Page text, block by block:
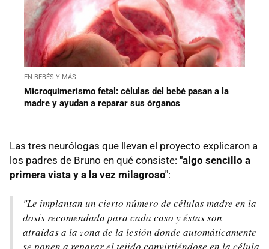
EN BEBÉS Y MÁS
Microquimerismo fetal: células del bebé pasan a la
madre y ayudan a reparar sus órganos
Las tres neurólogas que llevan el proyecto explicaron a
los padres de Bruno en qué consiste: "algo sencillo a
primera vista y a la vez milagroso":
"Le implantan un cierto número de células madre en la
dosis recomendada para cada caso y éstas son
atraídas a la zona de la lesión donde automáticamente
se ponen a reparar el tejido convirtiéndose en la célula